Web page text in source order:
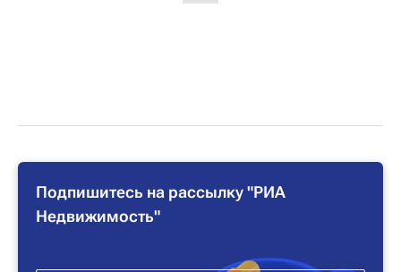
Подпишитесь на рассылку "РИА
Недвижимость"